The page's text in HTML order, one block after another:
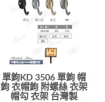
單鉤KD 3506 單鉤 帽
鉤 衣帽鉤 附螺絲 衣架
帽勾 衣架 台灣製